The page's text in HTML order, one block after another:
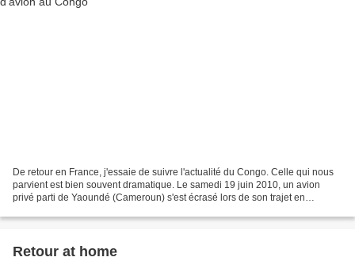
De retour en France, j'essaie de suivre l'actualité du Congo. Celle qui nous
parvient est bien souvent dramatique. Le samedi 19 juin 2010, un avion
privé parti de Yaoundé (Cameroun) s'est écrasé lors de son trajet en
Retour at home